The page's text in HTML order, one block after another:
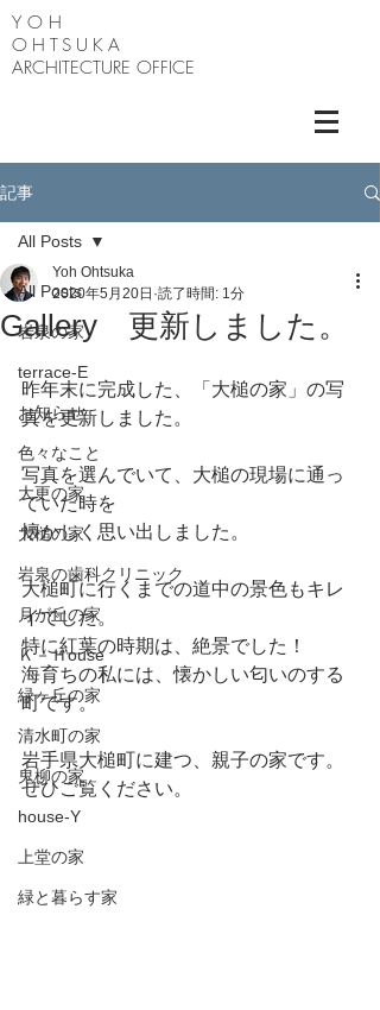
Y O H
OHTSUKA
ARCHITECTURE OFFICE
記事
All Posts
岩泉の家
terrace-E
お知らせ
色々なこと
大更の家
大槌の家
岩泉の歯科クリニック
月が丘の家
Ｋ－Ｈouse
緑ヶ丘の家
清水町の家
鬼柳の家
house-Y
上堂の家
緑と暮らす家
All Posts
Gallery 更新しました。
Yoh Ohtsuka
2020年5月20日 読了時間: 1分
昨年末に完成した、「大槌の家」の写
真を更新しました。
写真を選んでいて、大槌の現場に通っ
ていた時を
懐かしく思い出しました。
大槌町に行くまでの道中の景色もキレ
イでした。
特に紅葉の時期は、絶景でした！
海育ちの私には、懐かしい匂いのする
町です。
岩手県大槌町に建つ、親子の家です。
ぜひご覧ください。